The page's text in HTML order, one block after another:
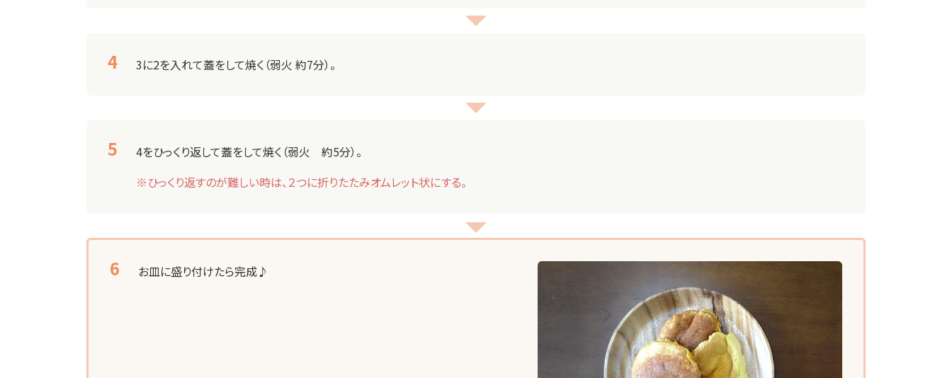
3に2を入れて蓋をして焼く（弱火 約7分）。
4をひっくり返して蓋をして焼く（弱火 約5分）。
※ひっくり返すのが難しい時は、２つに折りたたみオムレット状にする。
お皿に盛り付けたら完成♪